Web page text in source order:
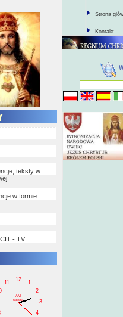
teksty w
w formie
- TV
1
2
3
4
11
12
AM
sobota
Strona
Kontakt